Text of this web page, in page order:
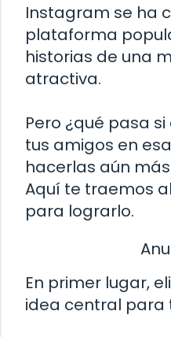
Instagram se ha
plataforma
historias de una
atractiva.
Pero ¿qué pasa
tus amigos en
hacerlas aún
Aquí te traemos
para lograrlo.
En primer lugar,
idea central para